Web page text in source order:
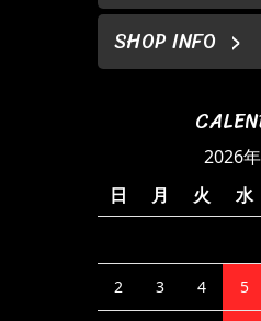
SHOP INFO
2026
日
月 火 水
2 3 4 5